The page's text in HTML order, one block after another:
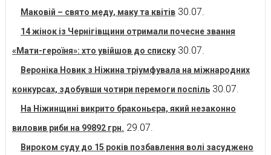
Маковій – свято меду, маку та квітів 30.07.
14 жінок із Чернігівщини отримали почесне звання
«Мати-героїня»: хто увійшов до списку 30.07.
Вероніка Новик з Ніжина тріумфувала на міжнародних
конкурсах, здобувши чотири перемоги поспіль 30.07.
На Ніжинщині викрито браконьєра, який незаконно
виловив риби на 99892 грн. 29.07.
Вироком суду до 15 років позбавлення волі засуджено